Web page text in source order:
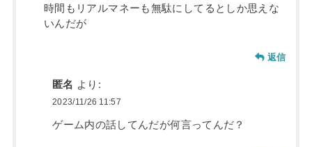
時間もリアルマネーも無駄にしてるとしか思えな
いんだが
返信
匿名 より:
2023/11/26 11:57
ゲーム内の話してんだが何言ってんだ？